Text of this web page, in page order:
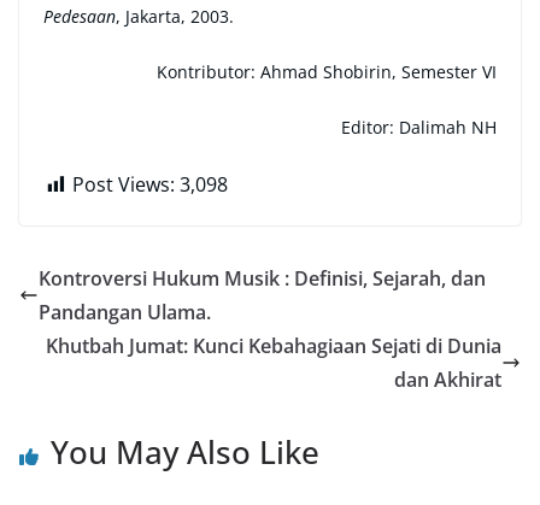
Pedesaan, Jakarta, 2003.
Kontributor: Ahmad Shobirin, Semester VI
Editor: Dalimah NH
Post Views: 3,098
Kontroversi Hukum Musik : Definisi, Sejarah, dan
Pandangan Ulama.
Khutbah Jumat: Kunci Kebahagiaan Sejati di Dunia
dan Akhirat
You May Also Like